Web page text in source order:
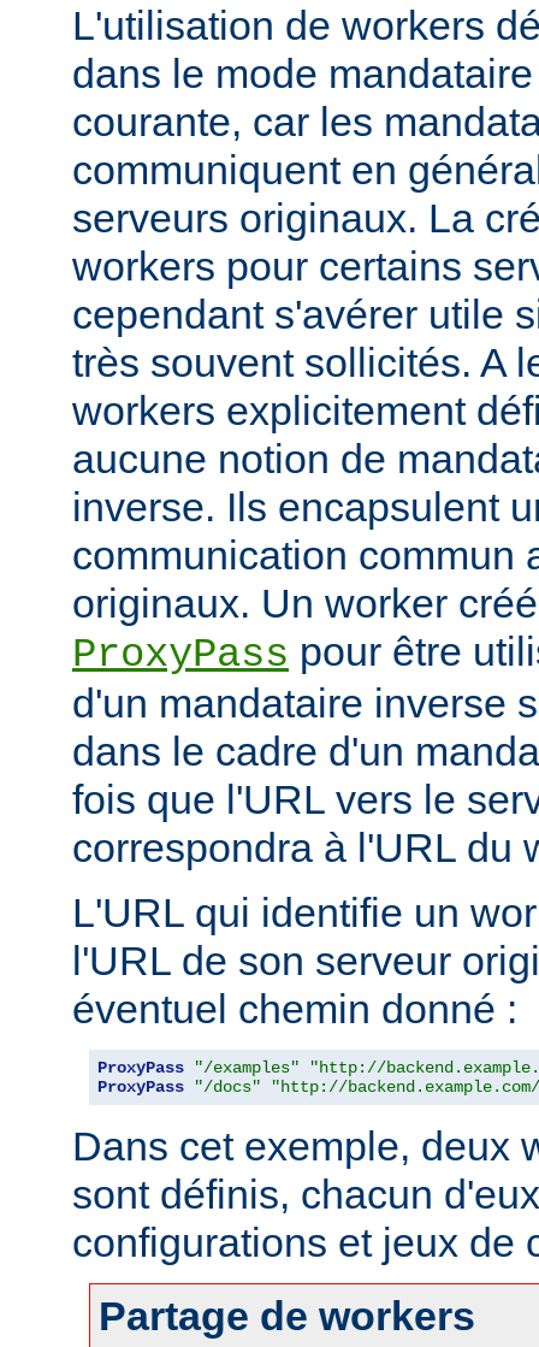
L'utilisation de workers
dans le mode
courante, car les
communiquent en
serveurs originaux. La
workers pour certains
cependant s'avérer utile
très souvent sollicités. A
workers explicitement
aucune notion de
inverse. Ils encapsulent
communication commun
originaux. Un worker
ProxyPass pour être
d'un mandataire inverse
dans le cadre d'un
fois que l'URL vers le
correspondra à l'URL du
L'URL qui identifie un
l'URL de son serveur
éventuel chemin donné :
ProxyPass "/examples"
"http://
ProxyPass
"/docs" "http://
Dans cet exemple, deux
sont définis, chacun
configurations et jeux de
Partage de workers